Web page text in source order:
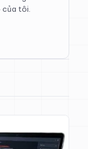
của tôi.